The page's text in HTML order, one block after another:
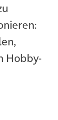
Hobby-